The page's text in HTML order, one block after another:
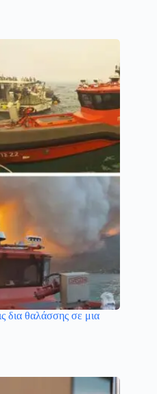
δια θαλάσσης σε μια